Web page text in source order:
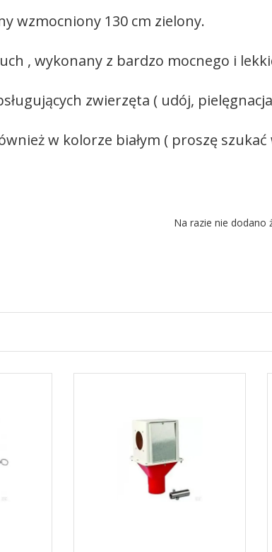
wzmocniony 130 cm zielony.
, wykonany z bardzo mocnego i
zwierzęta ( udój,
w kolorze białym ( proszę
Na razie nie dodano